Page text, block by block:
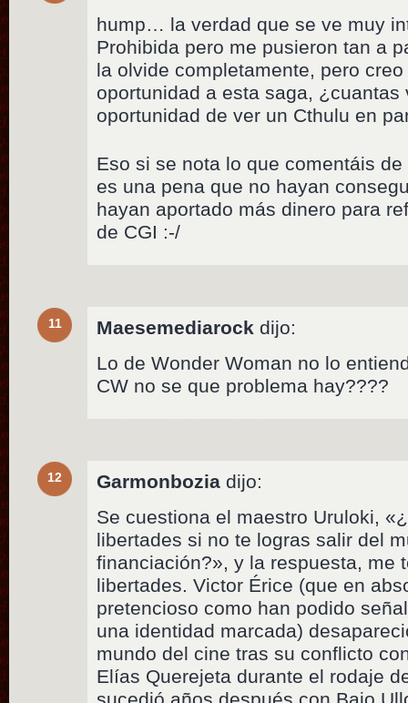
hump… la verdad que se ve muy
Prohibida pero me pusieron tan a
la olvide completamente, pero
oportunidad a esta saga, ¿cuantas
oportunidad de ver un Cthulu en
Eso si se nota lo que comentáis
es una pena que no hayan
hayan aportado más dinero para
de CGI :-/
11 Maesemediarock dijo:
Lo de Wonder Woman no lo
CW no se que problema hay????
12 Garmonbozia dijo:
Se cuestiona el maestro Uruloki,
libertades si no te logras salir del
financiación?», y la respuesta, me
libertades. Victor Érice (que en
pretencioso como han podido
una identidad marcada)
mundo del cine tras su conflicto
Elías Querejeta durante el rodaje
sucedió años después con Bajo